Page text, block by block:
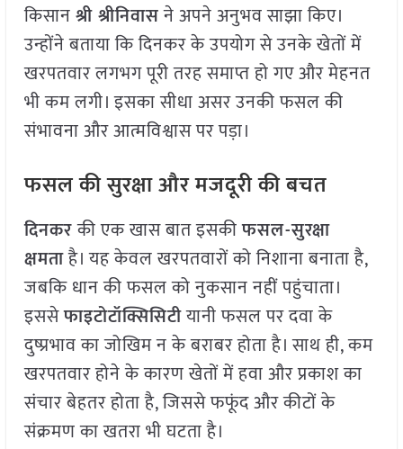
किसानश्री श्रीनिवासने अपने अनुभव साझा किए।
उन्होंने बताया कि दिनकर के उपयोग से उनके खेतों में
खरपतवार लगभग पूरी तरह समाप्त हो गए और मेहनत
भी कम लगी। इसका सीधा असर उनकी फसल की
संभावना और आत्मविश्वास पर पड़ा।
फसल की सुरक्षा और मजदूरी की बचत
दिनकरकी एक खास बात इसकीफसल-सुरक्षा
क्षमताहै। यह केवल खरपतवारों को निशाना बनाता है,
जबकि धान की फसल को नुकसान नहीं पहुंचाता।
इससेफाइटोटॉक्सिसिटीयानी फसल पर दवा के
दुष्प्रभाव का जोखिम न के बराबर होता है। साथ ही, कम
खरपतवार होने के कारण खेतों में हवा और प्रकाश का
संचार बेहतर होता है, जिससे फफूंद और कीटों के
संक्रमण का खतरा भी घटता है।